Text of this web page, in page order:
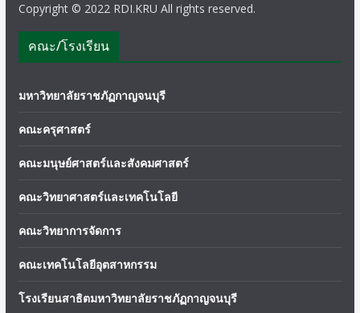
Copyright © 2022 RDI.KRU All rights reserved.
คณะ/โรงเรียน
มหาวิทยาลัยราชภัฏกาญจนบุรี
คณะครุศาสตร์
คณะมนุษย์ศาสตร์และสังคมศาสตร์
คณะวิทยาศาสตร์และเทคโนโลยี
คณะวิทยาการจัดการ
คณะเทคโนโลยีอุตสาหกรรม
โรงเรียนสาธิตมหาวิทยาลัยราชภัฏกาญจนบุรี